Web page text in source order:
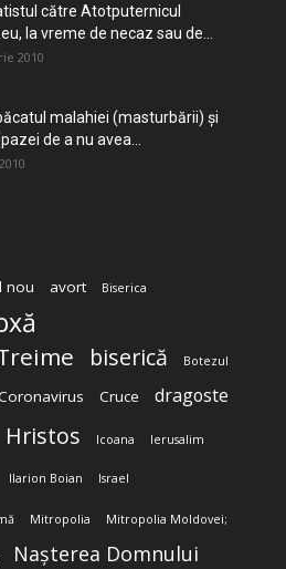
către Atotputernicul
la vreme de necaz sau de...
2010
malahiei (masturbării) şi
de a nu avea...
nou avort Biserica
biserică Botezul
Cruce dragoste
Hristos Icoana Ierusalim
Ilarion Boian Israel
Mitropolia Mitropolia Moldovei;
Nașterea Domnului